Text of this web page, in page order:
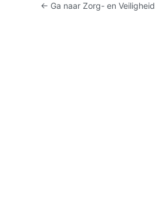
← Ga naar Zorg- en